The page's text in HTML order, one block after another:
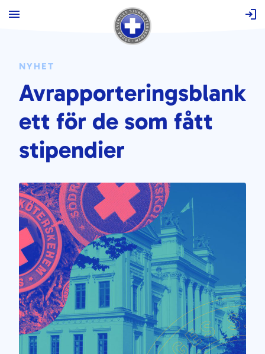
innehållNYHET
Avrapporteringsblank
ett för de som fått
stipendier